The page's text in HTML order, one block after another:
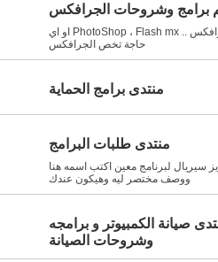
برامج وشروحات الجرافكس
قسم خاص ببرامج الجرافكس .. PhotoShop ، Flash mx او اي
حاجة تخص الجرافكس
منتدى برامج الحماية
منتدى طلبات البرامج
سيريال لبرنامج معين اكتب اسمه هنا
ووصف مختصر ليه وهيكون عندك
صيانة الكمبيوتر و برامجه
وشروحات الصيانة